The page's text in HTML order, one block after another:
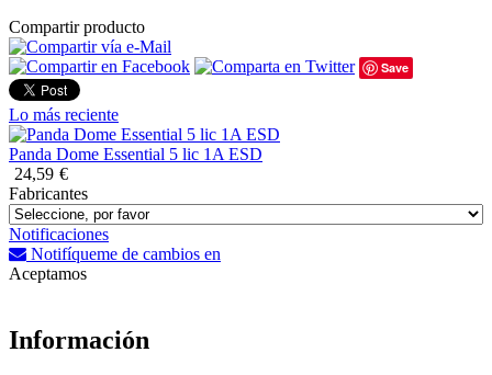
Compartir producto
Save
Lo más reciente
Panda Dome Essential 5 lic 1A ESD
24,59 €
Fabricantes
Notificaciones
Notifíqueme de cambios en
Aceptamos
Información